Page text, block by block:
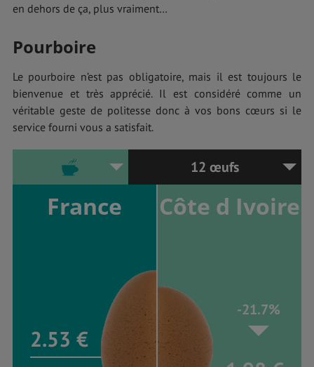
en dehors de ça, plus vraiment…
Pourboire
Le pourboire n’est pas obligatoire, mais il est toujours le
bienvenue et très apprécié. Il est considéré comme un
véritable geste de politesse donc à vos bons cœurs si le
service fourni vous a satisfait.
12 œufs
France
2.53 €
Côte d Ivoire
-21.7%